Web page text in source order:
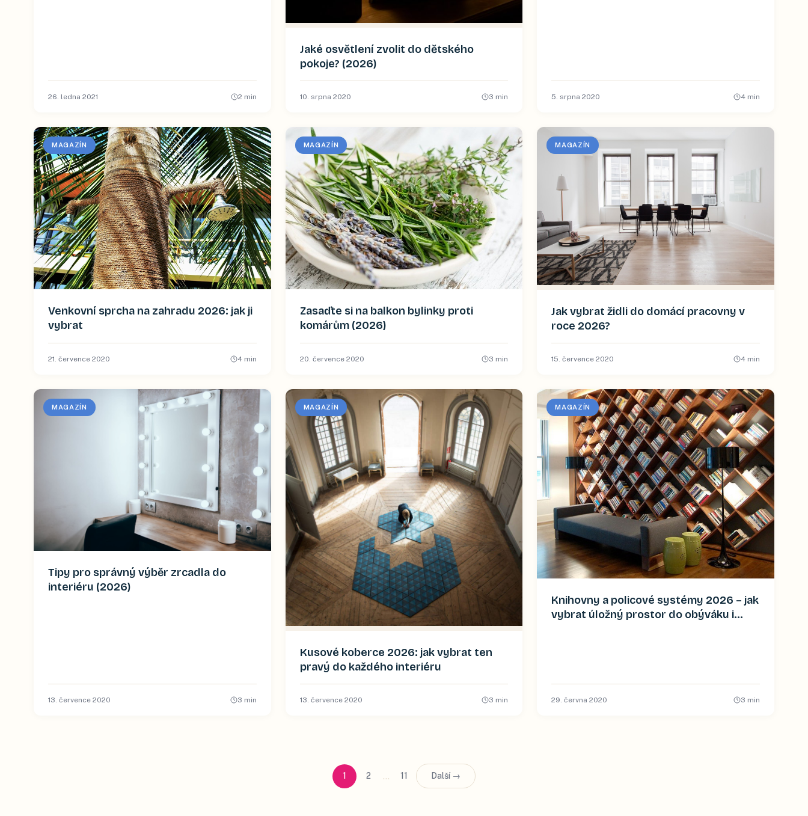
26. ledna 2021 2 min
Jaké osvětlení zvolit do dětského
pokoje? (2026)
10. srpna 2020 3 min 5. srpna 2020 4min
MAGAZÍN
Venkovní sprcha na zahradu 2026: jak ji
vybrat
21. července 2020 4min
MAGAZÍN
Zasaďte si na balkon bylinky proti
komárům (2026)
20. července 2020 3 min
MAGAZÍN
Jak vybrat židli do domácí pracovny v
roce 2026?
15. července 2020 4min
MAGAZÍN
Tipy pro správný výběr zrcadla do
interiéru (2026)
13. července 2020 3 min
MAGAZÍN
Kusové koberce 2026: jak vybrat ten
pravý do každého interiéru
13. července 2020 3 min
MAGAZÍN
Knihovny a policové systémy 2026 – jak
vybrat úložný prostor do obýváku i
29. června 2020 3 min
1 2 … 11 Další →